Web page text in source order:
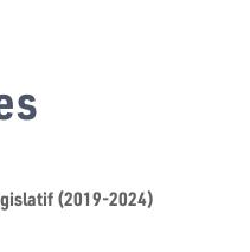
(2019-2024)